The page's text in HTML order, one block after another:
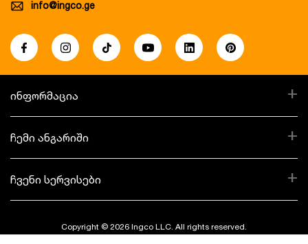
info@ingco.ge
+
ინფორმაცია
+
ჩემი ანგარიში
+
ჩვენი სერვისები
Copyright © 2026 Ingco LLC. All rights reserved.